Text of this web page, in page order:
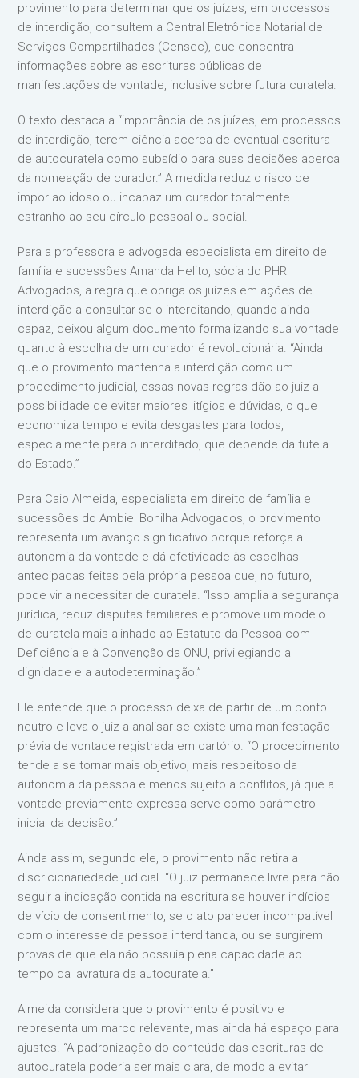
provimento para determinar que os juízes, em processos
de interdição, consultem a Central Eletrônica Notarial de
Serviços Compartilhados (Censec), que concentra
informações sobre as escrituras públicas de
manifestações de vontade, inclusive sobre futura curatela.
O texto destaca a “importância de os juízes, em processos
de interdição, terem ciência acerca de eventual escritura
de autocuratela como subsídio para suas decisões acerca
da nomeação de curador.” A medida reduz o risco de
impor ao idoso ou incapaz um curador totalmente
estranho ao seu círculo pessoal ou social.
Para a professora e advogada especialista em direito de
família e sucessões Amanda Helito, sócia do PHR
Advogados, a regra que obriga os juízes em ações de
interdição a consultar se o interditando, quando ainda
capaz, deixou algum documento formalizando sua vontade
quanto à escolha de um curador é revolucionária. “Ainda
que o provimento mantenha a interdição como um
procedimento judicial, essas novas regras dão ao juiz a
possibilidade de evitar maiores litígios e dúvidas, o que
economiza tempo e evita desgastes para todos,
especialmente para o interditado, que depende da tutela
do Estado.”
Para Caio Almeida, especialista em direito de família e
sucessões do Ambiel Bonilha Advogados, o provimento
representa um avanço significativo porque reforça a
autonomia da vontade e dá efetividade às escolhas
antecipadas feitas pela própria pessoa que, no futuro,
pode vir a necessitar de curatela. “Isso amplia a segurança
jurídica, reduz disputas familiares e promove um modelo
de curatela mais alinhado ao Estatuto da Pessoa com
Deficiência e à Convenção da ONU, privilegiando a
dignidade e a autodeterminação.”
Ele entende que o processo deixa de partir de um ponto
neutro e leva o juiz a analisar se existe uma manifestação
prévia de vontade registrada em cartório. “O procedimento
tende a se tornar mais objetivo, mais respeitoso da
autonomia da pessoa e menos sujeito a conflitos, já que a
vontade previamente expressa serve como parâmetro
inicial da decisão.”
Ainda assim, segundo ele, o provimento não retira a
discricionariedade judicial. “O juiz permanece livre para não
seguir a indicação contida na escritura se houver indícios
de vício de consentimento, se o ato parecer incompatível
com o interesse da pessoa interditanda, ou se surgirem
provas de que ela não possuía plena capacidade ao
tempo da lavratura da autocuratela.”
Almeida considera que o provimento é positivo e
representa um marco relevante, mas ainda há espaço para
ajustes. “A padronização do conteúdo das escrituras de
autocuratela poderia ser mais clara, de modo a evitar